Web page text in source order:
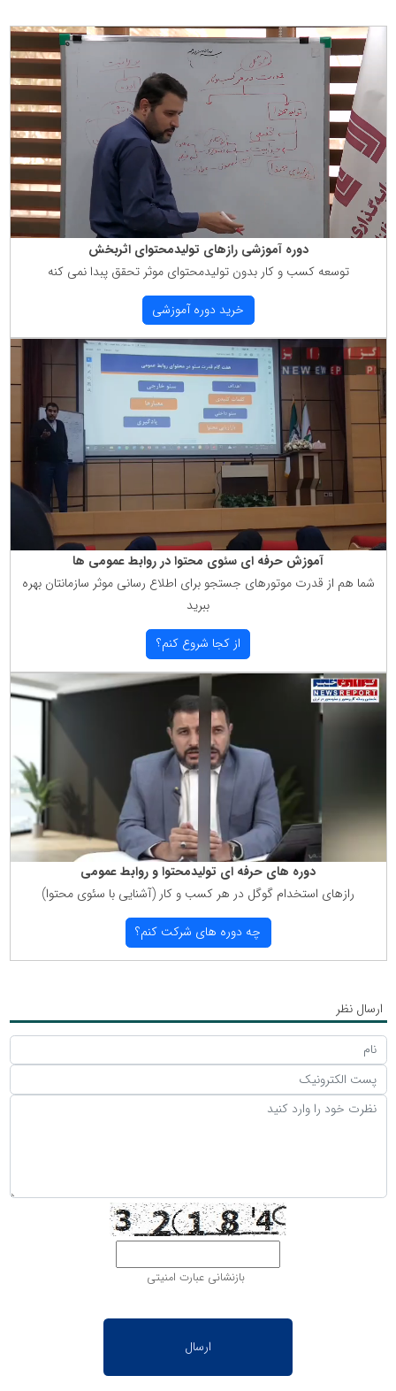
دوره آموزشی رازهای تولیدمحتوای اثربخش
توسعه كسب و كار بدون تولیدمحتوای موثر تحقق پبدا نمی كنه
خرید دوره آموزشی
آموزش حرفه ای سئوی محتوا در روابط عمومی ها
شما هم از قدرت موتورهای جستجو برای اطلاع رسانی موثر سازمانتان بهره
ببرید
از كجا شروع كنم؟
دوره های حرفه ای تولیدمحتوا و روابط عمومی
رازهای استخدام گوگل در هر كسب و كار (آشنایی با سئوی محتوا)
چه دوره های شركت كنم؟
ارسال نظر
بازنشانی عبارت امنیتی